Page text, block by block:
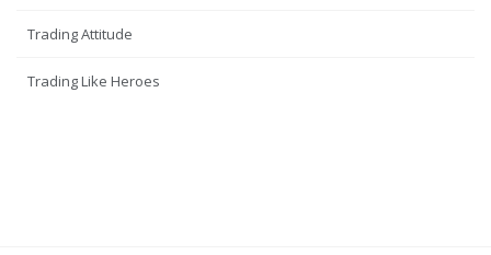
Trading Attitude
Trading Like Heroes